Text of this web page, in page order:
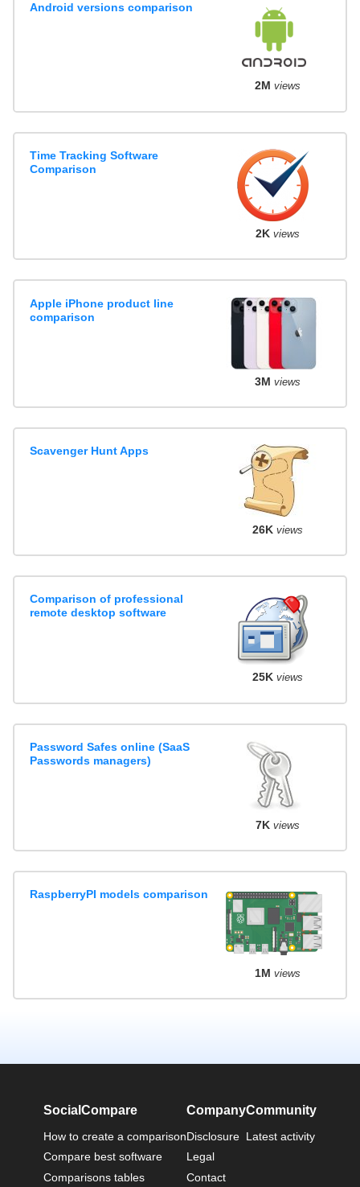
Android versions comparison
2M views
Time Tracking Software
Comparison
2K views
Apple iPhone product line
comparison
3M views
Scavenger Hunt Apps
26K views
Comparison of professional
remote desktop software
25K views
Password Safes online (SaaS
Passwords managers)
7K views
RaspberryPI models comparison
1M views
SocialCompare
How to create a comparison
Compare best software
Comparisons tables
Company
Disclosure
Legal
Contact
Community
Latest activity